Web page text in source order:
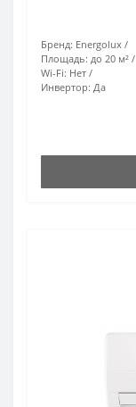
Бренд: Energolux
Площадь: до 20 м²
Wi-Fi: Нет
Инвертор: Да